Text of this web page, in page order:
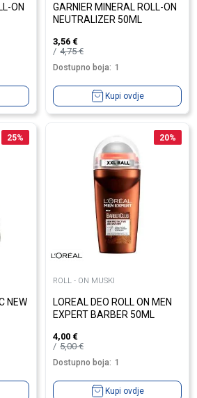
ON
GARNIER MINERAL ROLL-ON
NEUTRALIZER 50ML
3,56 €
4,75€
Dostupno boja: 1
Kupi ovdje
25%
NEW
20%
ROLL - ON MUSKI
LOREAL DEO ROLL ON MEN
EXPERT BARBER 50ML
4,00 €
5,00€
Dostupno boja: 1
Kupi ovdje